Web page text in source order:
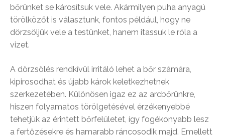
bőrünket se károsítsuk vele. Akármilyen puha anyagú
törölközőt is választunk, fontos például, hogy ne
dörzsöljük vele a testünket, hanem itassuk le róla a
vizet.
A dörzsölés rendkívül irritáló lehet a bőr számára,
kipirosodhat és újabb károk keletkezhetnek
szerkezetében. Különösen igaz ez az arcbőrünkre,
hiszen folyamatos törölgetésével érzékenyebbé
tehetjük az érintett bőrfelületet, így fogékonyabb lesz
a fertőzésekre és hamarabb ráncosodik majd. Emellett